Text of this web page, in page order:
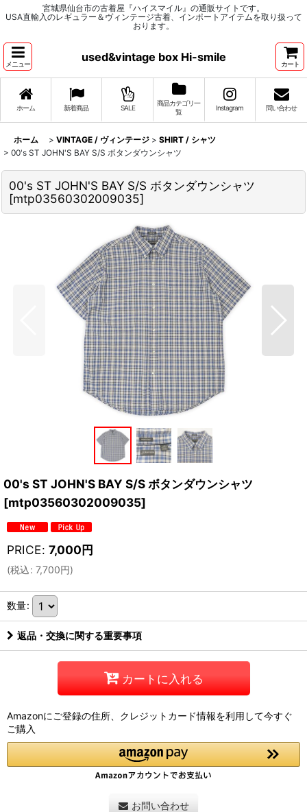
宮城県仙台市の古着屋『ハイスマイル』の通販サイトです。
USA直輸入のレギュラー＆ヴィンテージ古着、インポートアイテムを取り扱って
おります。
メニュー
used&vintage box Hi-smile
カート
ホーム 新着商品 SALE
商品カテゴリ一
覧
Instagram 問い合わせ
ホーム > VINTAGE / ヴィンテージ > SHIRT / シャツ
> 00's ST JOHN'S BAY S/S ボタンダウンシャツ
00's ST JOHN'S BAY S/S ボタンダウンシャツ
[mtp03560302009035]
00's ST JOHN'S BAY S/S ボタンダウンシャツ
[mtp03560302009035]
PRICE: 7,000円
(税込: 7,700円)
数量:
返品・交換に関する重要事項
カートに入れる
Amazonにご登録の住所、クレジットカード情報を利用して今すぐ
ご購入
お問い合わせ